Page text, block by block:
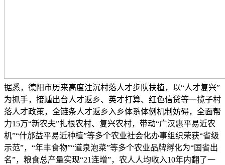
据悉，德阳市历来高度注沉村落人才步队扶植，以“人才复兴”
为抓手，接踵出台人才返乡、英才打算、红色信贷等一揽子村
落人才政策，全链条人才返乡入乡体系体例机制妨碍，全面帮
力15万“新农夫”扎根农村、复兴农村，带动“广汉惠平易近农
机”“什邡益平易近种植”等多个农业社会化办事组织荣获“省级
示范”，“年丰食物”“道泉泡菜”等多个农业品牌孵化为“国省出
名”，粮食总产量实现“21连增”，农人人均收入10年内翻了一